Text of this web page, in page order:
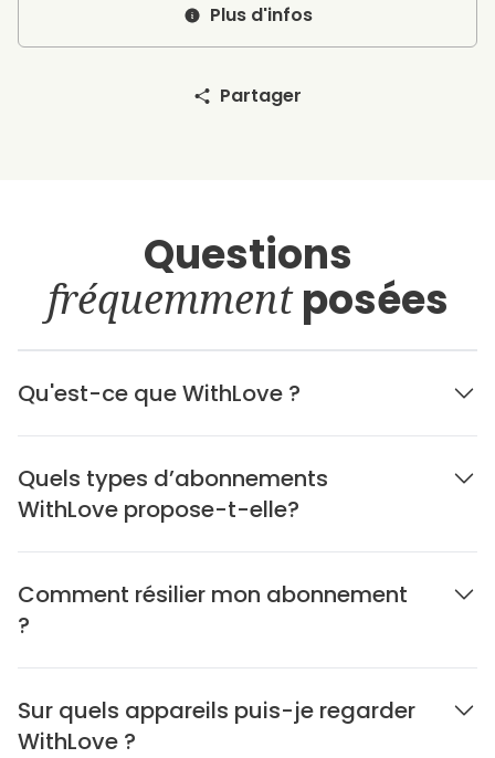
Plus d'infos
Partager
Questions
fréquemmentposées
Qu'est-ce que WithLove ?
Quels types d’abonnements
WithLove propose-t-elle?
Comment résilier mon abonnement
?
Sur quels appareils puis-je regarder
WithLove ?